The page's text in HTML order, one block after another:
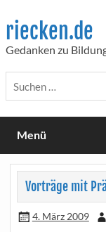
content
riecken.de
Gedanken zu
Menü
Vorträge mit
4. März 2009